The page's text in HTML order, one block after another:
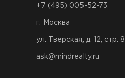
+7 (495) 005-52-73
г. Москва
ул. Тверская, д. 12, стр. 8
ask@mindrealty.ru